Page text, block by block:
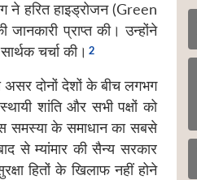
ने हरित हाइड्रोजन (Green
प्राप्त की। उन्होंने
चर्चा की।
असर दोनों देशों के बीच लगभग
शांति और सभी पक्षों को
समस्या के समाधान का सबसे
से म्यांमार की सैन्य सरकार
हितों के खिलाफ नहीं होने